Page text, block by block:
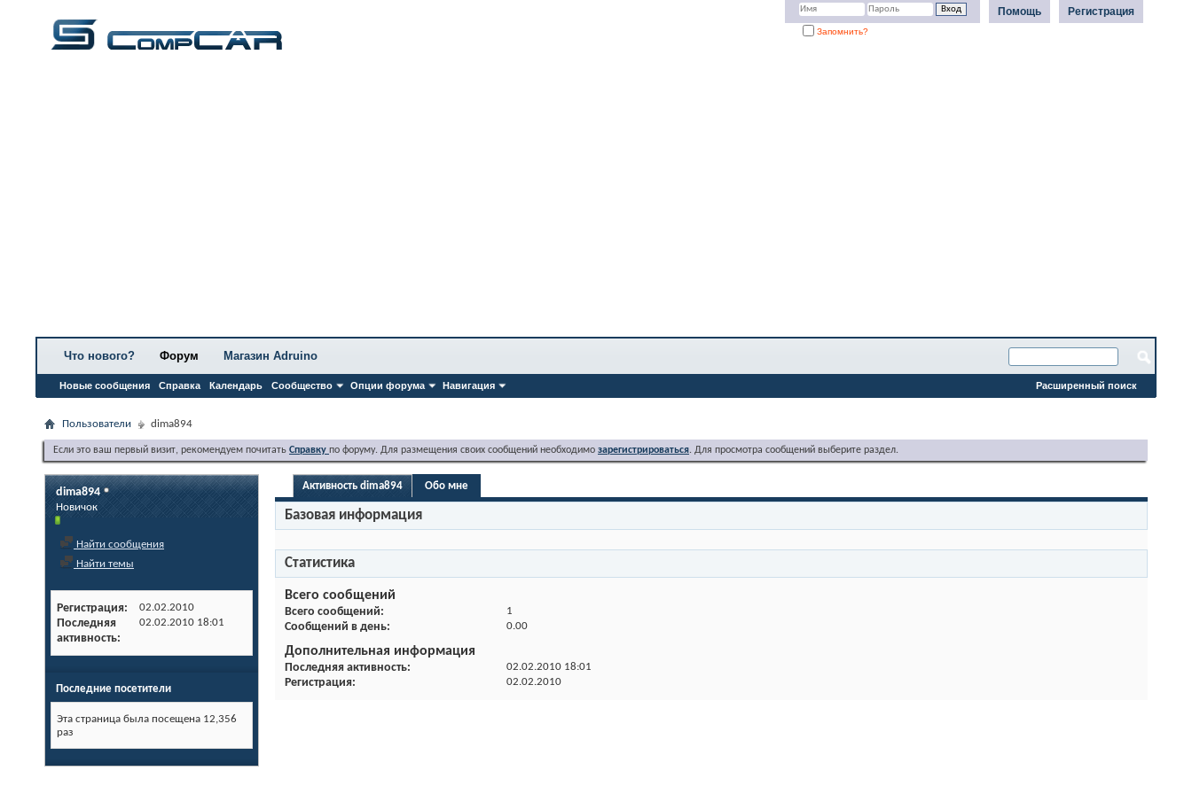
Регистрация
Помощь
Запомнить?
Что нового? Форум
Новые сообщения Справка Календарь Сообщество Опции форума Навигация
Магазин Adruino
Расширенный поиск
Пользователи dima894
Если это ваш первый визит, рекомендуем почитать Справку по форуму. Для размещения своих сообщений необходимо зарегистрироваться. Для просмотра сообщений выберите раздел.
dima894
Новичок
Найти сообщения
Найти темы
Регистрация 02.02.2010
Последняя
активность
02.02.2010 18:01
Последние посетители
Эта страница была посещена 12,356
раз
Активность dima894 Обо мне
Базовая информация
Статистика
Всего сообщений
Всего сообщений 1
Сообщений в день 0.00
Дополнительная информация
Последняя активность 02.02.2010 18:01
Регистрация 02.02.2010